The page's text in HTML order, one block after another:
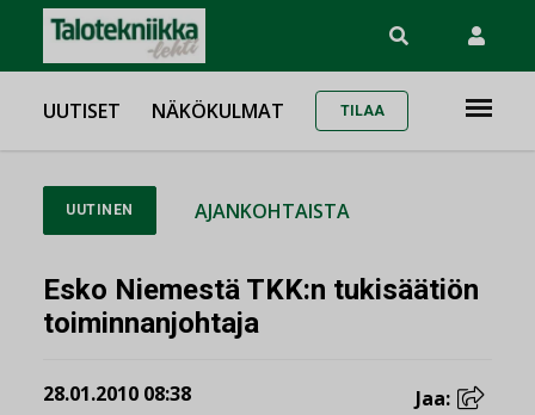
UUTISET NÄKÖKULMAT TILAA
UUTINEN AJANKOHTAISTA
Esko Niemestä TKK:n tukisäätiön
toiminnanjohtaja
28.01.2010 08:38 Jaa: